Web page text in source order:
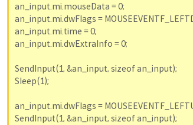
an_input.mi.mouseData = 0;
an_input.mi.dwFlags =
an_input.mi.time = 0;
an_input.mi.dwExtraInfo = 0;
SendInput(1, &an_input, sizeof an_input);
Sleep(1);
an_input.mi.dwFlags =
SendInput(1, &an_input, sizeof an_input);